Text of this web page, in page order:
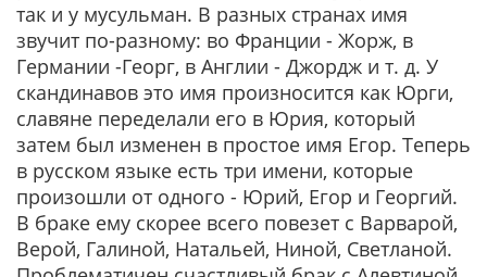
так и у мусульман. В разных странах имя
звучит по-разному: во Франции - Жорж, в
Германии -Георг, в Англии - Джордж и т. д. У
скандинавов это имя произносится как Юрги,
славяне переделали его в Юрия, который
затем был изменен в простое имя Егор. Теперь
в русском языке есть три имени, которые
произошли от одного - Юрий, Егор и Георгий.
В браке ему скорее всего повезет с Варварой,
Верой, Галиной, Натальей, Ниной, Светланой.